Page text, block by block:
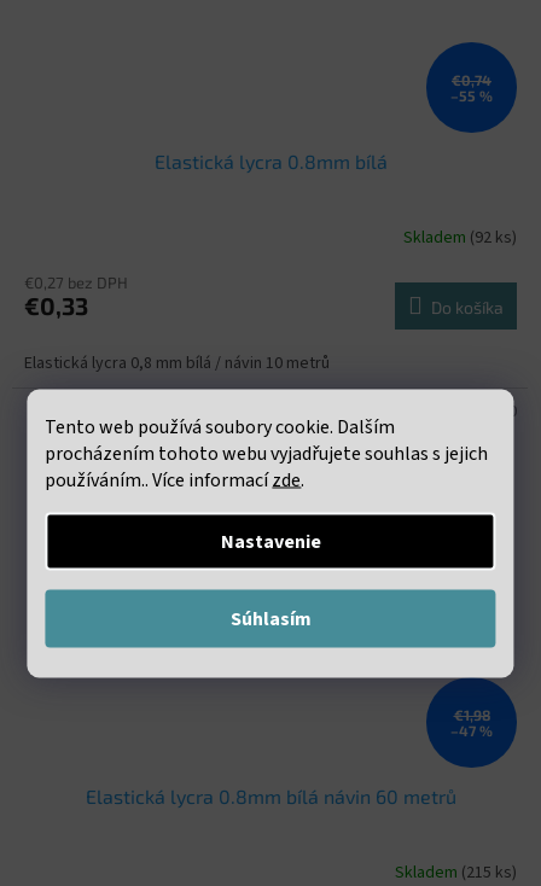
Tento web používá soubory cookie. Dalším
procházením tohoto webu vyjadřujete souhlas s jejich
používáním.. Více informacízde.
Nastavenie
Súhlasím
€0,74
–55 %
Elastická lycra 0.8mm bílá
Skladem (92 ks)
€0,27 bez DPH
€0,33 Do košíka
Elastická lycra 0,8 mm bílá / návin 10 metrů
€1,98
–47 %
Elastická lycra 0.8mm bílá návin 60 metrů
Skladem (215 ks)
VND 10